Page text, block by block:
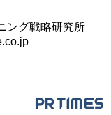
ング戦略研究所